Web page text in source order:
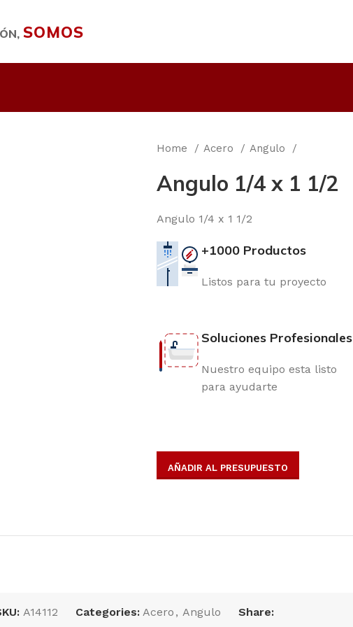
SOMOS
Home Acero Angulo
Angulo 1/4 x 1 1/2
Angulo 1/4 x 1 1/2
+1000 Productos
Listos para tu proyecto
Soluciones Profesionales
Nuestro equipo esta listo
para ayudarte
AÑADIR AL PRESUPUESTO
A14112 Categories: Acero , Angulo Share: